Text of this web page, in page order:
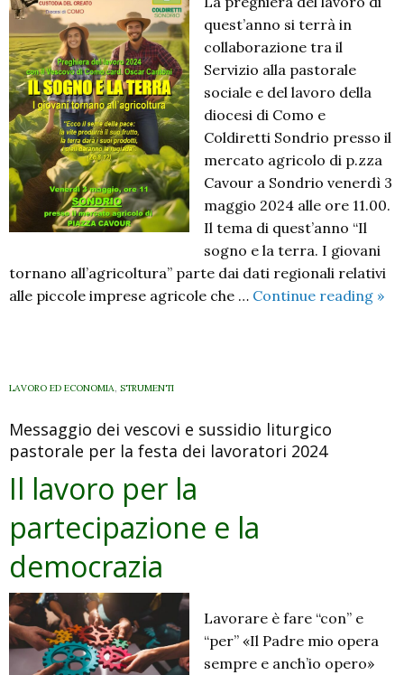
quest’anno si terrà in
collaborazione tra il
Servizio alla pastorale
sociale e del lavoro della
diocesi di Como e
Coldiretti Sondrio presso il
mercato agricolo di p.zza
Cavour a Sondrio venerdì 3
maggio 2024 alle ore 11.00.
Il tema di quest’anno “Il
sogno e la terra. I giovani
tornano all’agricoltura” parte dai dati regionali relativi
alle piccole imprese agricole che … Continue reading “Il
»
LAVORO ED ECONOMIA, STRUMENTI
Messaggio dei vescovi e sussidio liturgico
pastorale per la festa dei lavoratori 2024
Il lavoro per la
partecipazione e la
democrazia
Lavorare è fare “con” e
“per” «Il Padre mio opera
sempre e anch’io opero»